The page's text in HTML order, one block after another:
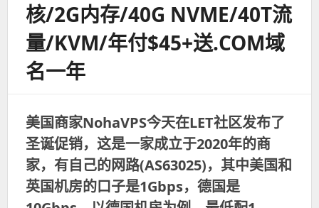
DDR4/60GB
NVMe/10Gbps，
限
时
按
时
收
费
核/2G内存/40G NVME/40T流
量/KVM/年付$45+送.COM域
名一年
美国商家NohaVPS今天在LET社区发布了
圣诞促销，这是一家成立于2020年的商
家，有自己的网路(AS63025)，其中美国和
英国机房的口子是1Gbps，德国是